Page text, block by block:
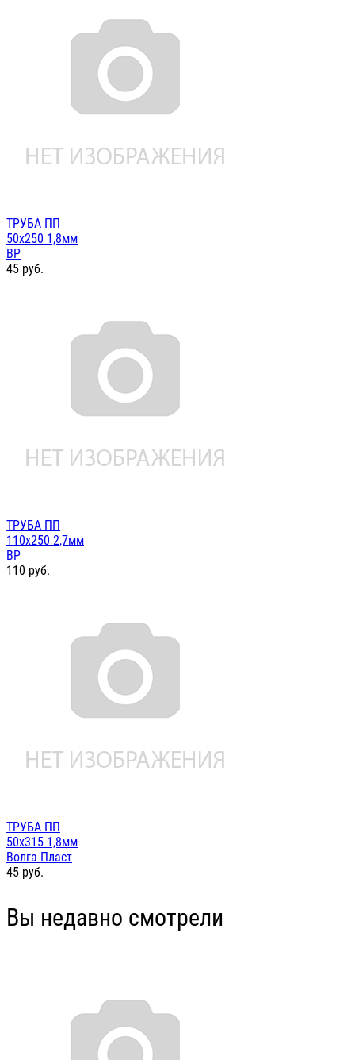
ТРУБА ПП
50х250 1,8мм
ВР
45 руб.
ТРУБА ПП
110х250 2,7мм
ВР
110 руб.
ТРУБА ПП
50х315 1,8мм
Волга Пласт
45 руб.
Вы недавно смотрели